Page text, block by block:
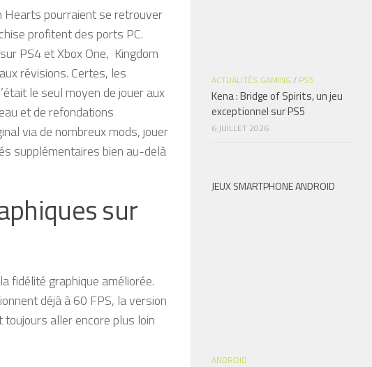
Hearts pourraient se retrouver
profitent des ports PC.
PS4 et Xbox One, Kingdom
révisions. Certes, les
le seul moyen de jouer aux
et de refondations
via de nombreux mods, jouer
supplémentaires bien au-delà
sur
fidélité graphique améliorée.
déjà à 60 FPS, la version
toujours aller encore plus loin
ACTUALITÉS GAMING / PS5
Kena : Bridge of Spirits, un jeu
exceptionnel sur PS5
6 JUILLET 2026
JEUX SMARTPHONE ANDROID
ANDROID